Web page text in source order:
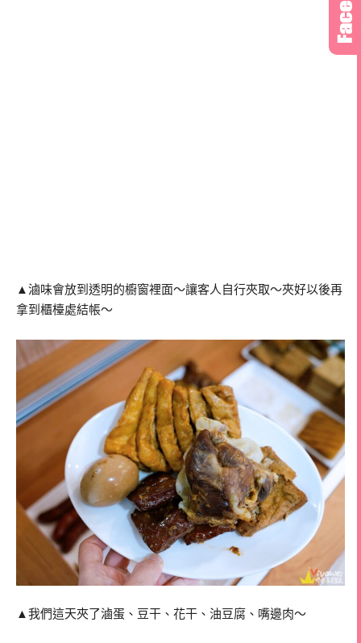
▲滷味會放到透明的櫥窗裡面～讓客人自行夾取～夾好以後再
拿到櫃檯處結帳～
▲我們這天夾了滷蛋、豆干、花干、油豆腐、嘴邊肉～